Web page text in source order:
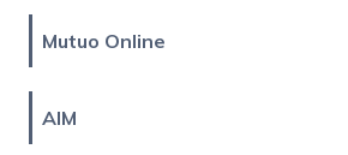
Mutuo Online
AIM